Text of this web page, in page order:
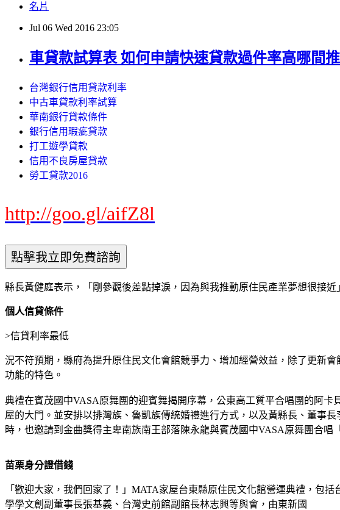
名片
Jul 06 Wed 2016 23:05
車貸款試算表 如何申請快速貸款過件率高哪間
台灣銀行信用貸款利率
中古車貸款利率試算
華南銀行貸款條件
銀行信用瑕疵貸款
打工遊學貸款
信用不良房屋貸款
勞工貸款2016
http://goo.gl/aifZ8l
縣長黃健庭表示，「剛參觀後差點掉淚，因為與我推動原住民產業夢想很接
個人信貸條件
>信貸利率最低
況不符預期，縣府為提升原住民文化會館競爭力、增加經營效益，除了更新
功能的特色。
典禮在賓茂國中VASA原舞團的迎賓舞揭開序幕，公東高工質平合唱團的阿
屋的大門。並安排以排灣族、魯凱族傳統婚禮進行方式，以及黃縣長、董事
時，也邀請到金曲獎得主卑南族南王部落陳永龍與賓茂國中VASA原舞團合
苗栗身分證借錢
「歡迎大家，我們回家了！」MATA家屋台東縣原住民文化館營運典禮，包
學學文創副董事長張基義、台灣史前館副館長林志興等與會，由東新國